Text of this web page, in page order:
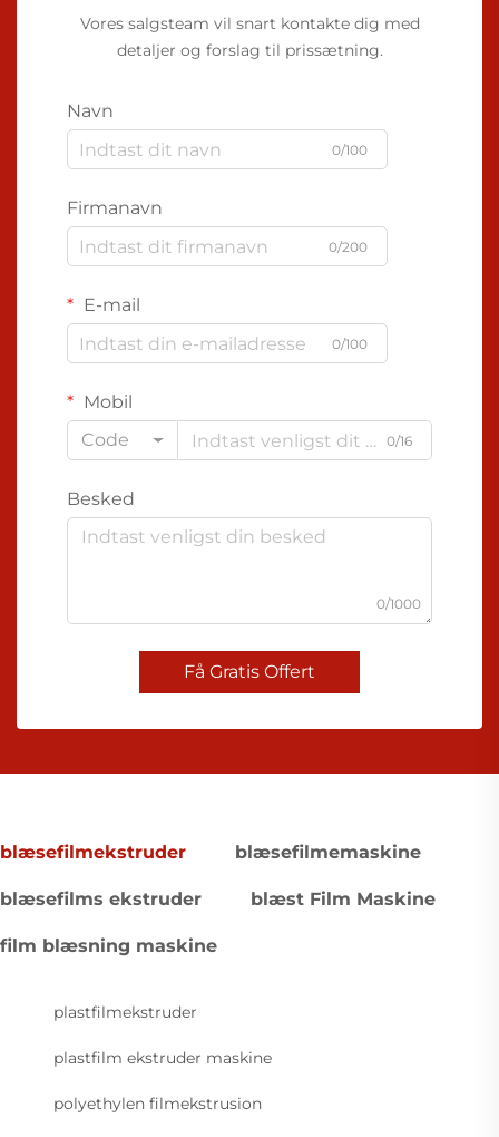
Vores salgsteam vil snart kontakte dig med
detaljer og forslag til prissætning.
Navn
0/100
Firmanavn
0/200
E-mail
0/100
Mobil
Code
0/16
Besked
0/1000
Få Gratis Offert
blæsefilmekstruder blæsefilmemaskine
blæsefilms ekstruder blæst Film Maskine
film blæsning maskine
plastfilmekstruder
plastfilm ekstruder maskine
polyethylen filmekstrusion